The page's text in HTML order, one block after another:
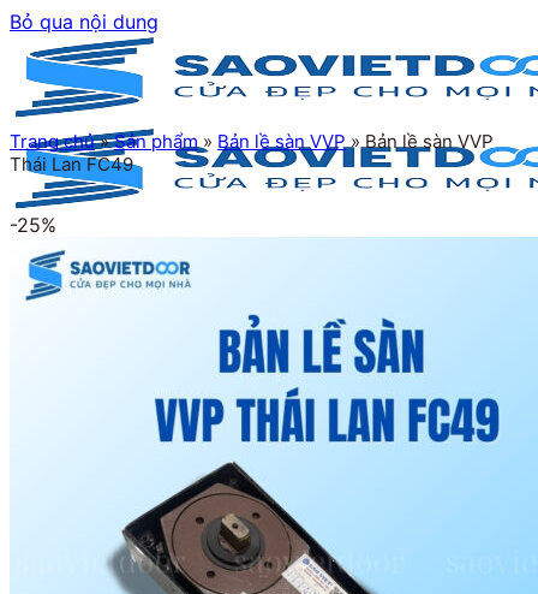
Bỏ qua nội dung
Trang chủ
Cửa cuốn
Trang chủ»Sản phẩm» Bản lề sàn VVP»Bản lề sàn VVP
Thái Lan FC49
-25%